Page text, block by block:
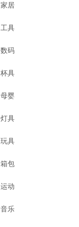
家居
工具
数码
杯具
母婴
灯具
玩具
箱包
运动
音乐